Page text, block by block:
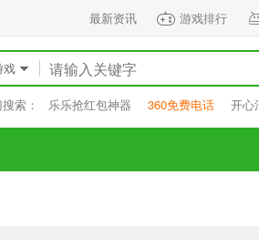
最新资讯 游戏排行
戏
索： 乐乐抢红包神器 360免费电话 开心